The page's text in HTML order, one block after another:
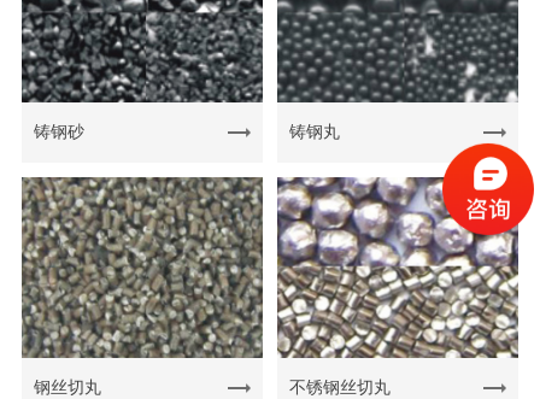
铸钢砂 铸钢丸
钢丝切丸 不锈钢丝切丸